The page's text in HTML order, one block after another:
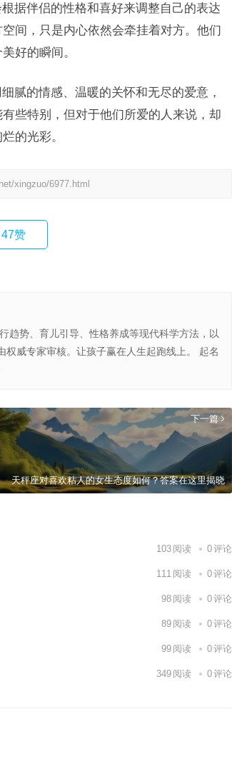
据伴侣的性格和喜好来调整自己的表达
间，只是内心依然会牵挂着对方。他们
好的瞬间。
腻的情感、温暖的关怀和无尽的爱意，
些特别，但对于他们所爱的人来说，却
的光彩。
xingzuo/6977.html
赞
趋势、育儿引导、性格养成等现代科学方法，以
权威专家审核。让孩子赢在人生起跑线上。 起名
下一篇
天秤座对喜欢粘人的女生态度如何？答案在这里揭晓
103 阅读 0评论
111 阅读 0评论
98 阅读 0评论
89 阅读 0评论
99 阅读 0评论
349 阅读 0评论